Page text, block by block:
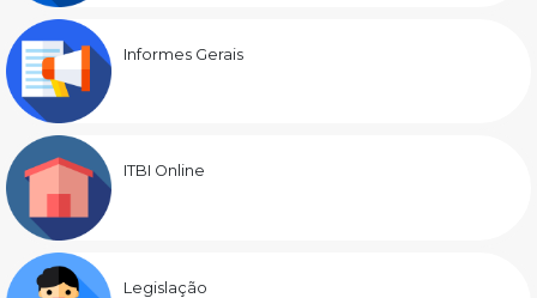
Informes Gerais
ITBI Online
Legislação